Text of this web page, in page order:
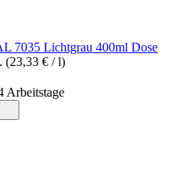
7035 Lichtgrau 400ml Dose
(23,33 € / l)
Arbeitstage